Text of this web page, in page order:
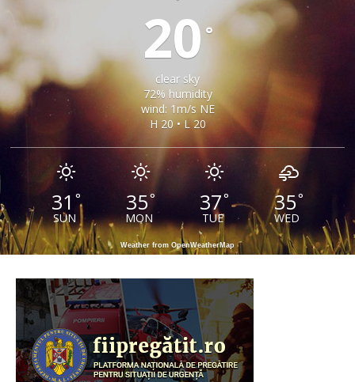
20 °
clear sky
72% humidity
wind: 1m/s NE
H 20 • L 20
31 °
SUN
35°
MON
37°
TUE
35°
WED
Weather from OpenWeatherMap